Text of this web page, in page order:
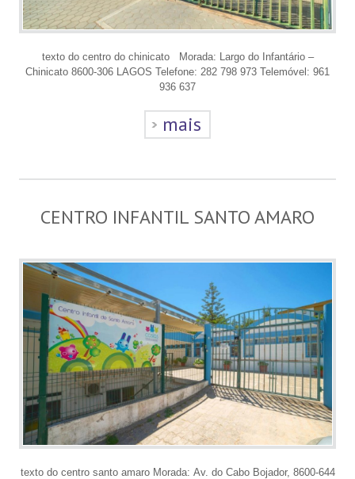
texto do centro do chinicato Morada: Largo do Infantário –
Chinicato 8600-306 LAGOS Telefone: 282 798 973 Telemóvel: 961
936 637
mais
CENTRO INFANTIL SANTO AMARO
texto do centro santo amaro Morada: Av. do Cabo Bojador, 8600-644